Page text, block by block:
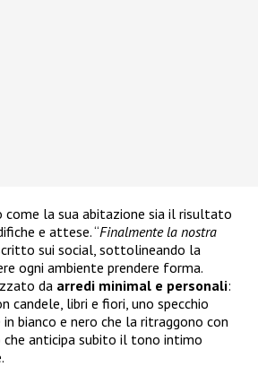
come la sua abitazione sia il risultato
e attese. “Finalmente la nostra
sui social, sottolineando la
ogni ambiente prendere forma.
da arredi minimal e personali:
candele, libri e fiori, uno specchio
bianco e nero che la ritraggono con
anticipa subito il tono intimo